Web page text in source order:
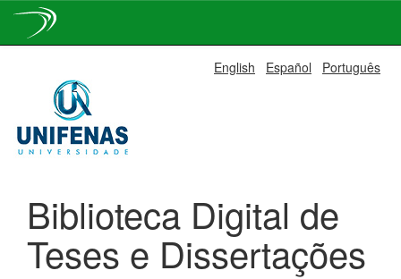
navigation
English Español Português
Biblioteca Digital de
Teses e Dissertações